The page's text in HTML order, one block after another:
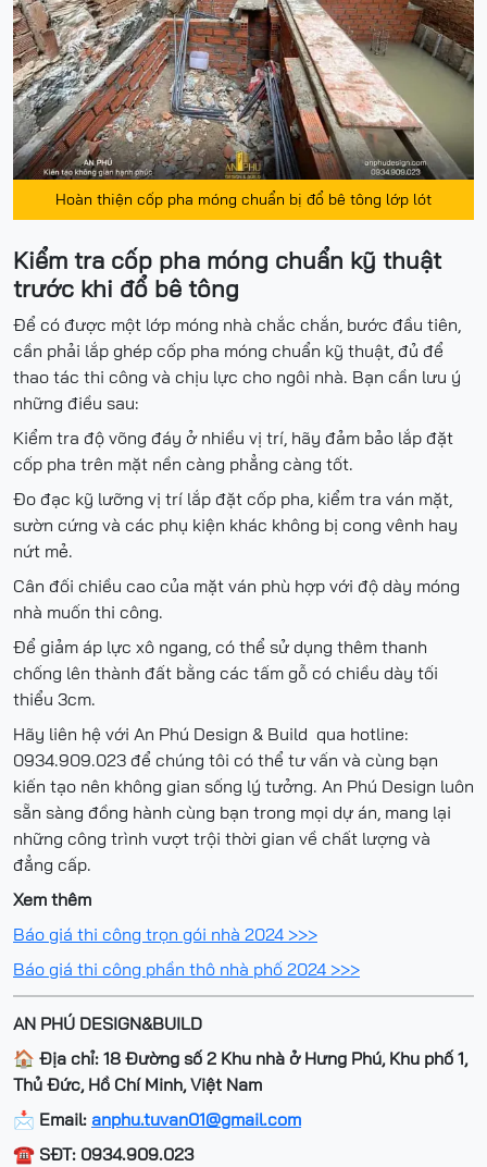
Hoàn thiện cốp pha móng chuẩn bị đổ bê tông lớp lót
Kiểm tra cốp pha móng chuẩn kỹ thuật
trước khi đổ bê tông
Để có được một lớp móng nhà chắc chắn, bước đầu tiên,
cần phải lắp ghép cốp pha móng chuẩn kỹ thuật, đủ để
thao tác thi công và chịu lực cho ngôi nhà. Bạn cần lưu ý
những điều sau:
Kiểm tra độ võng đáy ở nhiều vị trí, hãy đảm bảo lắp đặt
cốp pha trên mặt nền càng phẳng càng tốt.
Đo đạc kỹ lưỡng vị trí lắp đặt cốp pha, kiểm tra ván mặt,
sườn cứng và các phụ kiện khác không bị cong vênh hay
nứt mẻ.
Cân đối chiều cao của mặt ván phù hợp với độ dày móng
nhà muốn thi công.
Để giảm áp lực xô ngang, có thể sử dụng thêm thanh
chống lên thành đất bằng các tấm gỗ có chiều dày tối
thiểu 3cm.
Hãy liên hệ với An Phú Design & Build qua hotline:
0934.909.023 để chúng tôi có thể tư vấn và cùng bạn
kiến tạo nên không gian sống lý tưởng. An Phú Design luôn
sẵn sàng đồng hành cùng bạn trong mọi dự án, mang lại
những công trình vượt trội thời gian về chất lượng và
đẳng cấp.
Xem thêm
Báo giá thi công trọn gói nhà 2024 >>>
Báo giá thi công phần thô nhà phố 2024 >>>
AN PHÚ DESIGN&BUILD
🏠 Địa chỉ: 18 Đường số 2 Khu nhà ở Hưng Phú, Khu phố 1,
Thủ Đức, Hồ Chí Minh, Việt Nam
📩 Email: anphu.tuvan01@gmail.com
☎️ SĐT: 0934.909.023